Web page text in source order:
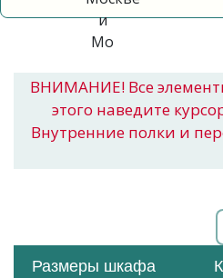
ВНИМАНИЕ! Все
этого наведите
Внутренние полки и
Размеры шкафа